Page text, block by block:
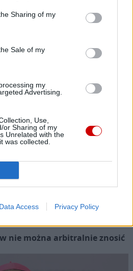
Sharing of my
Sale of my
my
Advertising.
Use,
or Sharing of my
Unrelated with the
was collected.
Data Access Privacy Policy
radość ma siłę polityczną
nie można arbitralnie znosić